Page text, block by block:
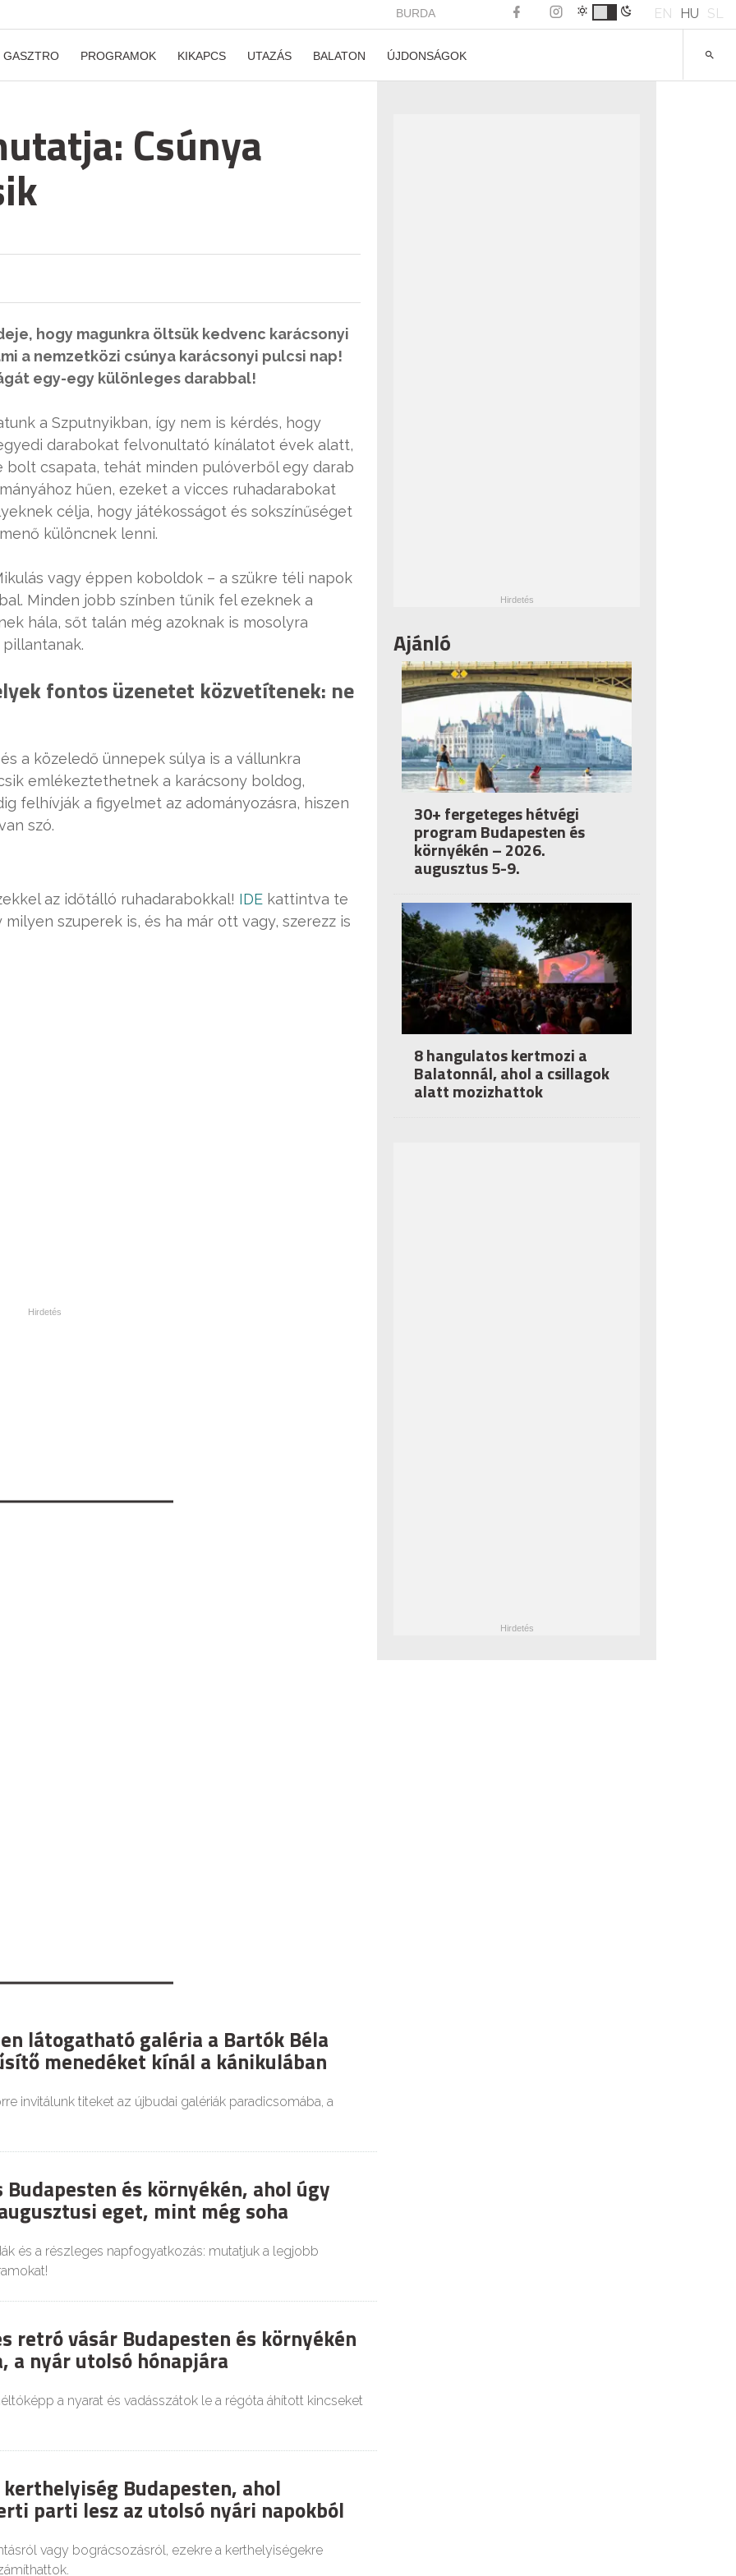
BURDA EN HU SL
GASZTRO PROGRAMOK KIKAPCS UTAZÁS BALATON ÚJDONSÁGOK
Csúnya
hogy magunkra öltsük kedvenc karácsonyi
a nemzetközi csúnya karácsonyi pulcsi nap!
egy-egy különleges darabbal!
a Szputnyikban, így nem is kérdés, hogy
darabokat felvonultató kínálatot évek alatt,
csapata, tehát minden pulóverből egy darab
hűen, ezeket a vicces ruhadarabokat
célja, hogy játékosságot és sokszínűséget
különcnek lenni.
vagy éppen koboldok – a szükre téli napok
Minden jobb színben tűnik fel ezeknek a
hála, sőt talán még azoknak is mosolyra
pillantanak.
fontos üzenetet közvetítenek: ne
a közeledő ünnepek súlya is a vállunkra
emlékeztethetnek a karácsony boldog,
felhívják a figyelmet az adományozásra, hiszen
szó.
az időtálló ruhadarabokkal! IDE kattintva te
szuperek is, és ha már ott vagy, szerezz is
látogatható galéria a Bartók Béla
menedéket kínál a kánikulában
invitálunk titeket az újbudai galériák paradicsomába, a
és környékén, ahol úgy
eget, mint még soha
és a részleges napfogyatkozás: mutatjuk a legjobb
retró vásár Budapesten és környékén
a nyár utolsó hónapjára
a nyarat és vadásszátok le a régóta áhított kincseket
Budapesten, ahol
parti lesz az utolsó nyári napokból
vagy bográcsozásról, ezekre a kerthelyiségekre
Ajánló
30+ fergeteges hétvégi
program Budapesten és
környékén – 2026.
augusztus 5-9.
8 hangulatos kertmozi a
Balatonnál, ahol a csillagok
alatt mozizhattok